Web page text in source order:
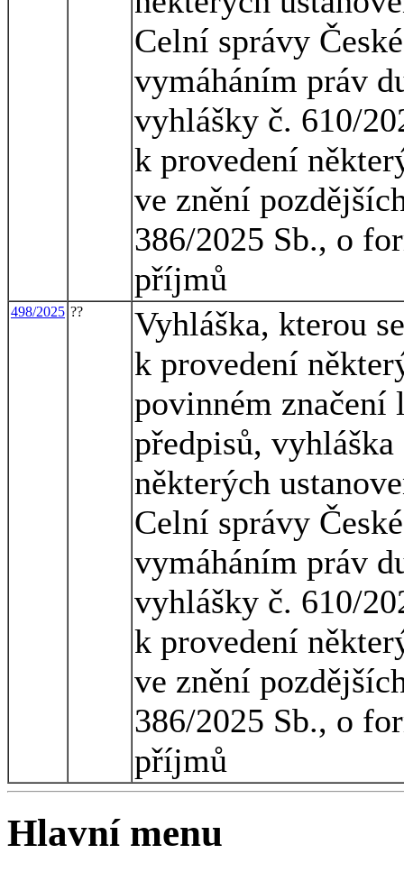
Celní správy
vymáháním práv
vyhlášky č. 610/
k provedení
ve znění
386/2025 Sb., o
příjmů
498/2025 ??
Vyhláška, kterou
k provedení
povinném značení
předpisů,
některých
Celní správy
vymáháním práv
vyhlášky č. 610/
k provedení
ve znění
386/2025 Sb., o
příjmů
Hlavní menu